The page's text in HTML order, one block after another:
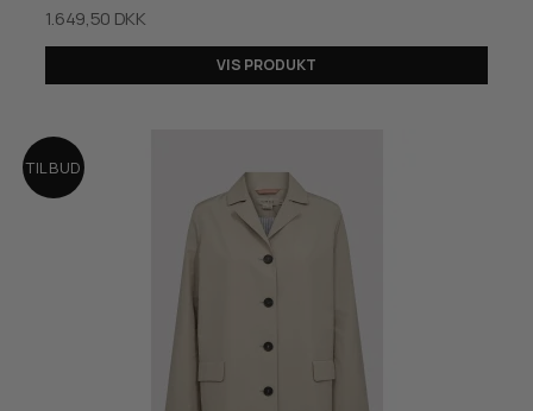
1.649,50 DKK
VIS PRODUKT
TILBUD